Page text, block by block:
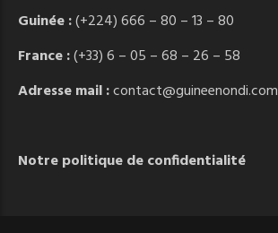
Guinée :(+224) 666 – 80 – 13 – 80
France :(+33) 6 – 05 – 68 – 26 – 58
Adresse mail :contact@guineenondi.com
Notre politique de confidentialité